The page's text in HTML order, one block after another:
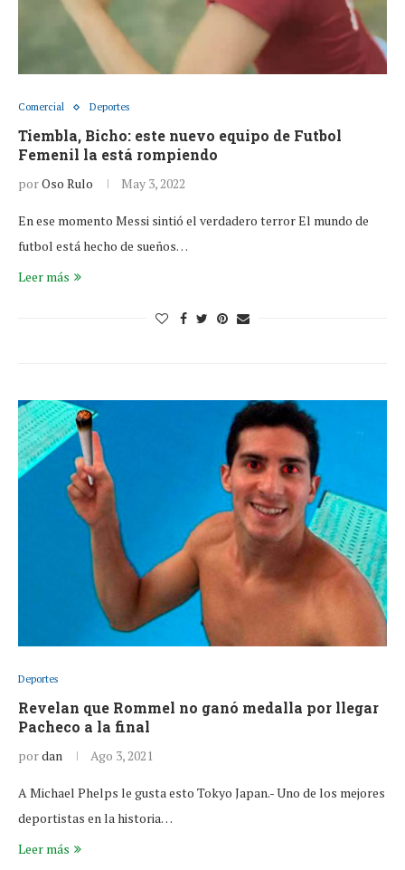
Comercial Deportes
Tiembla, Bicho: este nuevo equipo de Futbol
Femenil la está rompiendo
porOso Rulo May 3, 2022
En ese momento Messi sintió el verdadero terror El mundo de
futbol está hecho de sueños…
Leer más
Deportes
Revelan que Rommel no ganó medalla por llegar
Pacheco a la final
pordan Ago 3, 2021
A Michael Phelps le gusta esto Tokyo Japan.- Uno de los mejores
deportistas en la historia…
Leer más